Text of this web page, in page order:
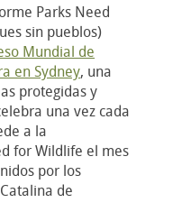
Parks Need
sin pueblos)
Mundial de
en Sydney, una
protegidas y
una vez cada
a la
for Wildlife el mes
por los
de